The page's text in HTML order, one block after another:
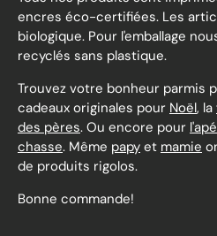
encres éco-certifiées. Les
biologique. Pour l'emballage
recyclés sans plastique.
Trouvez votre bonheur parmis
cadeaux originales pour Noël, la
des pères. Ou encore pour
chasse. Même papy et mamie
de produits rigolos.
Bonne commande!